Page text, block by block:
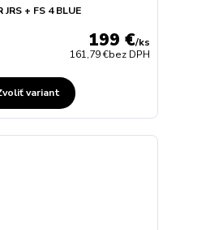
JRS + FS 4 BLUE
199 €/ks
161,79 €bez DPH
variant